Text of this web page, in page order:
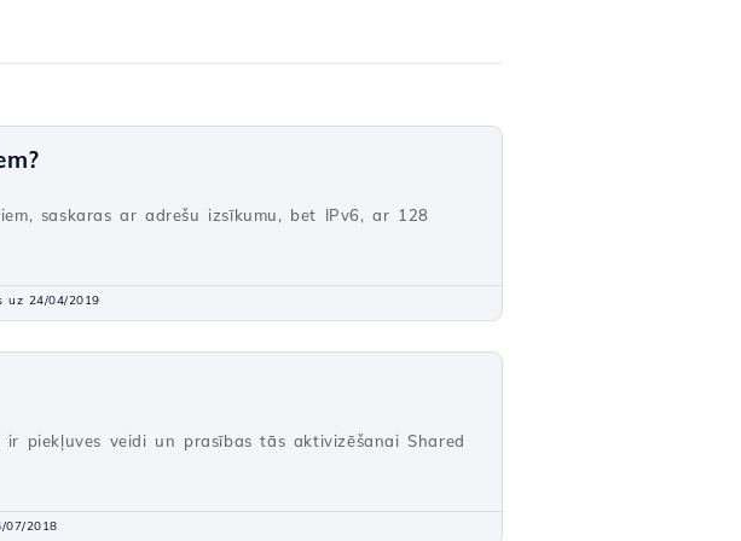
saskaras ar adrešu izsīkumu, bet IPv6, ar 128
uz 24/04/2019
piekļuves veidi un prasības tās aktivizēšanai Shared
07/2018